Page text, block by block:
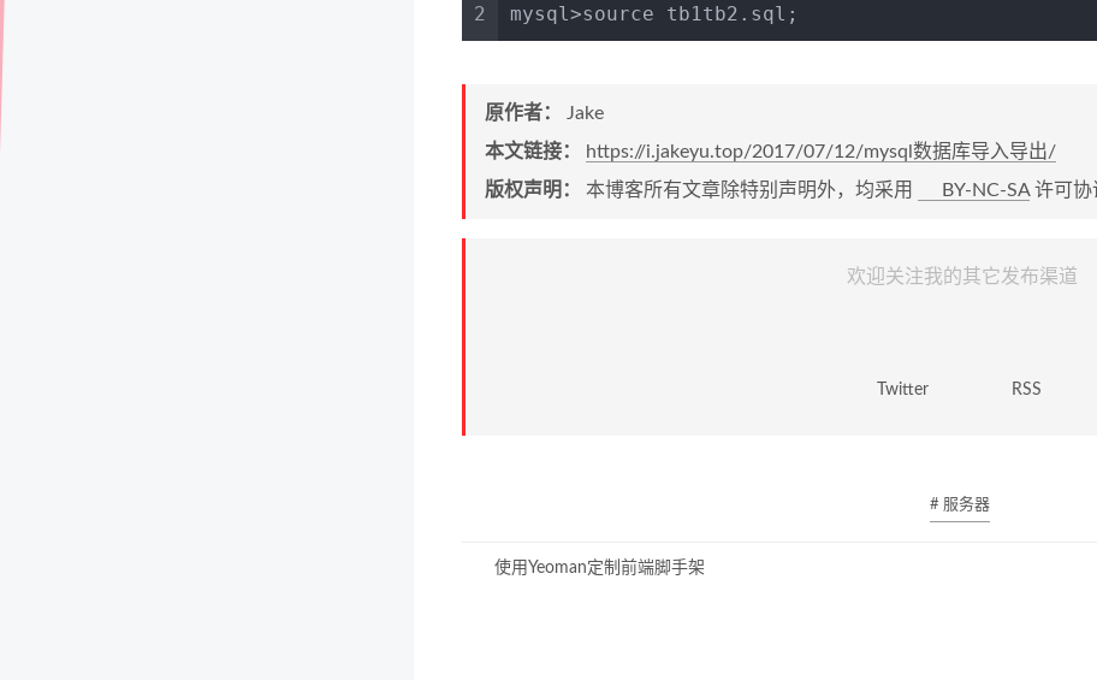
2
mysql>source tb1tb2.sql;
原作者：
Jake
本文链接：
https://i.jakeyu.top/2017/07/12/mysql数据库导入导出/
版权声明： 本博客所有文章除特别声明外，均采用 BY-NC-SA许可协
欢迎关注我的其它发布渠道
Twitter RSS
# 服务器
使用Yeoman定制前端脚手架